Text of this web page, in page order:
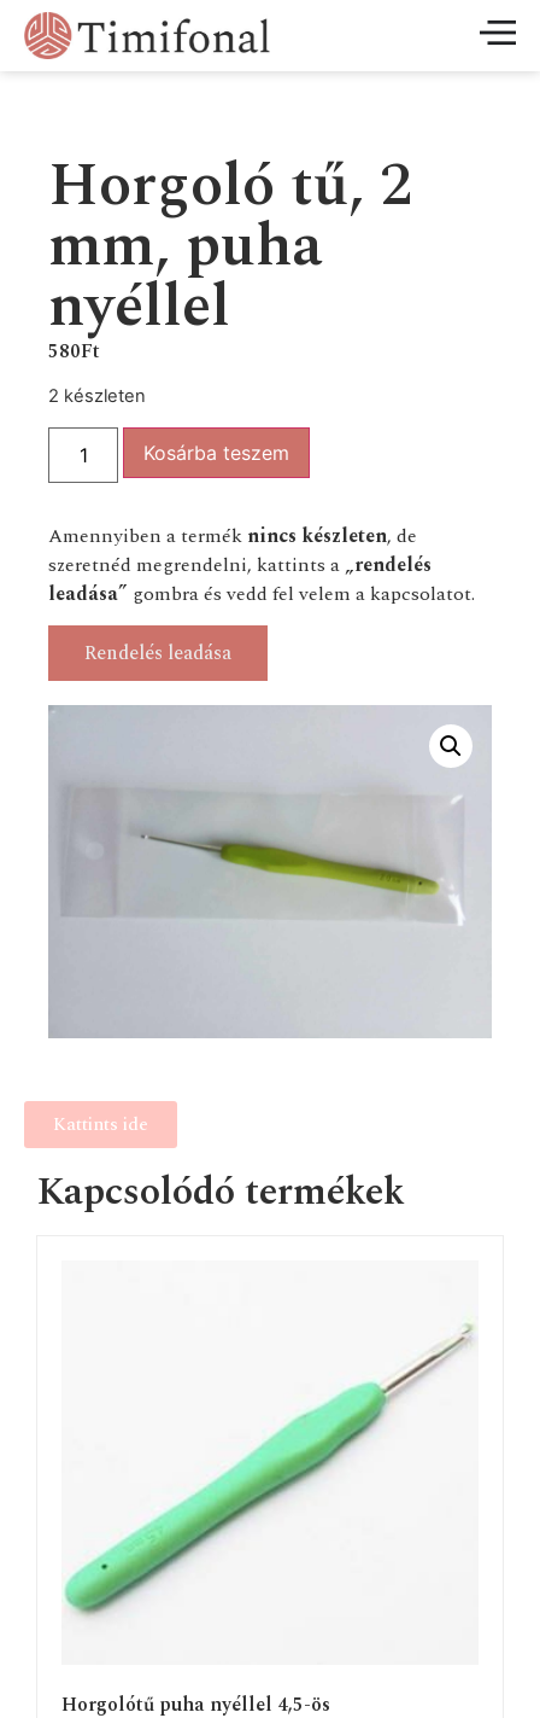
Horgoló tű, 2
mm, puha
nyéllel
580Ft
2 készleten
Kosárba teszem
Amennyiben a termék nincs készleten, de
szeretnéd megrendelni, kattints a „rendelés
leadása” gombra és vedd fel velem a kapcsolatot.
Rendelés leadása
Kattints ide
Kapcsolódó termékek
Horgolótű puha nyéllel 4,5-ös